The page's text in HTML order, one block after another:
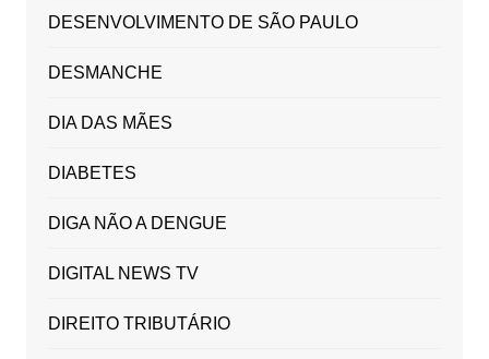
DESENVOLVIMENTO DE SÃO PAULO
DESMANCHE
DIA DAS MÃES
DIABETES
DIGA NÃO A DENGUE
DIGITAL NEWS TV
DIREITO TRIBUTÁRIO